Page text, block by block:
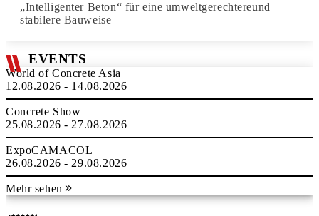
„Intelligenter Beton“ für eine umweltgerechtereund
stabilere Bauweise
EVENTS
World of Concrete Asia
12.08.2026 - 14.08.2026
Concrete Show
25.08.2026 - 27.08.2026
ExpoCAMACOL
26.08.2026 - 29.08.2026
Mehr sehen